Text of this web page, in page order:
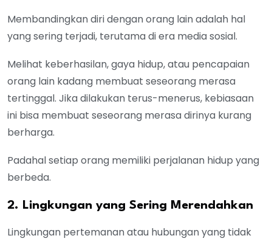
Membandingkan diri dengan orang lain adalah hal
yang sering terjadi, terutama di era media sosial.
Melihat keberhasilan, gaya hidup, atau pencapaian
orang lain kadang membuat seseorang merasa
tertinggal. Jika dilakukan terus-menerus, kebiasaan
ini bisa membuat seseorang merasa dirinya kurang
berharga.
Padahal setiap orang memiliki perjalanan hidup yang
berbeda.
2. Lingkungan yang Sering Merendahkan
Lingkungan pertemanan atau hubungan yang tidak